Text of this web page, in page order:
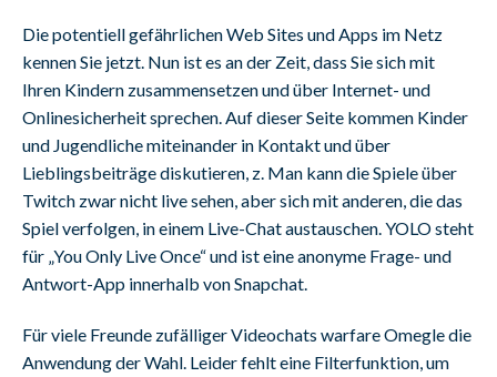
Die potentiell gefährlichen Web Sites und Apps im Netz
kennen Sie jetzt. Nun ist es an der Zeit, dass Sie sich mit
Ihren Kindern zusammensetzen und über Internet- und
Onlinesicherheit sprechen. Auf dieser Seite kommen Kinder
und Jugendliche miteinander in Kontakt und über
Lieblingsbeiträge diskutieren, z. Man kann die Spiele über
Twitch zwar nicht live sehen, aber sich mit anderen, die das
Spiel verfolgen, in einem Live-Chat austauschen. YOLO steht
für „You Only Live Once“ und ist eine anonyme Frage- und
Antwort-App innerhalb von Snapchat.
Für viele Freunde zufälliger Videochats warfare Omegle die
Anwendung der Wahl. Leider fehlt eine Filterfunktion, um